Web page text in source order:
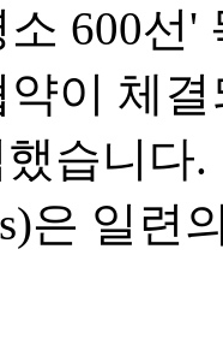
600선
이 체
습니다
은 일련